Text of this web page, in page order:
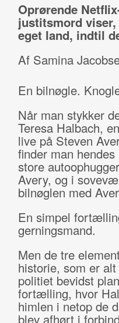
Oprørende
justitsmord
eget land, indtil
Af Samina
En bilnøgle.
Når man stykker
Teresa Halbach,
live på Steven
finder man
store
Avery, og i
bilnøglen med
En simpel
gerningsmand.
Men de tre
historie, som er
politiet bevidst
fortælling, hvor
himlen i netop de
blev afhørt i